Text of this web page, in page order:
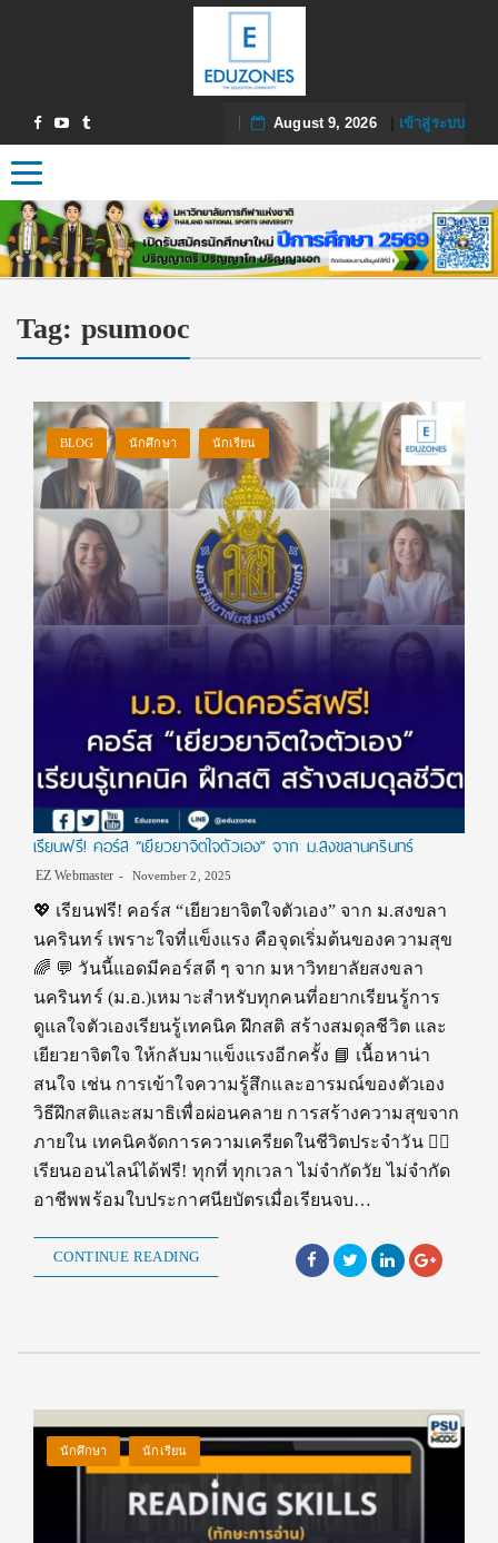
August 9, 2026| เข้าสู่ระบบ
Toggle navigation
Tag: psumooc
BLOG นักศึกษา นักเรียน
เรียนฟรี! คอร์ส “เยียวยาจิตใจตัวเอง” จาก ม.สงขลานครินทร์
EZ Webmaster November 2, 2025
💖 เรียนฟรี! คอร์ส “เยียวยาจิตใจตัวเอง” จาก ม.สงขลา
นครินทร์ เพราะใจที่แข็งแรง คือจุดเริ่มต้นของความสุข
🌈 💬 วันนี้แอดมีคอร์สดี ๆ จาก มหาวิทยาลัยสงขลา
นครินทร์ (ม.อ.)เหมาะสำหรับทุกคนที่อยากเรียนรู้การ
ดูแลใจตัวเองเรียนรู้เทคนิค ฝึกสติ สร้างสมดุลชีวิต และ
เยียวยาจิตใจ ให้กลับมาแข็งแรงอีกครั้ง 📘 เนื้อหาน่า
สนใจ เช่น การเข้าใจความรู้สึกและอารมณ์ของตัวเอง
วิธีฝึกสติและสมาธิเพื่อผ่อนคลาย การสร้างความสุขจาก
ภายใน เทคนิคจัดการความเครียดในชีวิตประจำวัน 🧘‍♀️
เรียนออนไลน์ได้ฟรี! ทุกที่ ทุกเวลา ไม่จำกัดวัย ไม่จำกัด
อาชีพพร้อมใบประกาศนียบัตรเมื่อเรียนจบ…
CONTINUE READING
นักศึกษา นักเรียน